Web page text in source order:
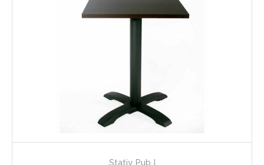
Stativ Pub I